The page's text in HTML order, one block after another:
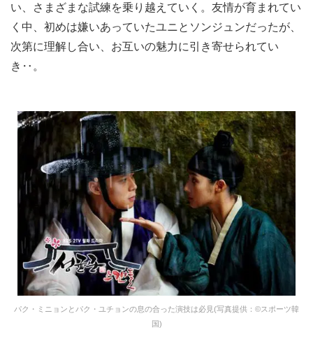
い、さまざまな試練を乗り越えていく。友情が育まれてい
く中、初めは嫌いあっていたユニとソンジュンだったが、
次第に理解し合い、お互いの魅力に引き寄せられてい
き‥。
パク・ミニョンとパク・ユチョンの息の合った演技は必見(写真提供：©スポーツ韓
国)